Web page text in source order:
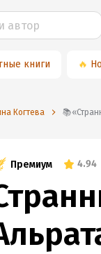
книги 🔥
Когтева
Премиум 4.94